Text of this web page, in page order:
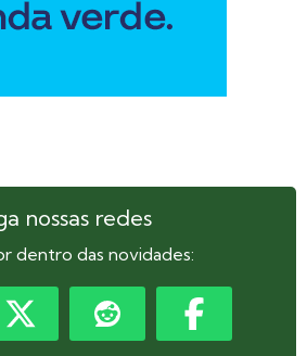
nossas redes
dentro das novidades: